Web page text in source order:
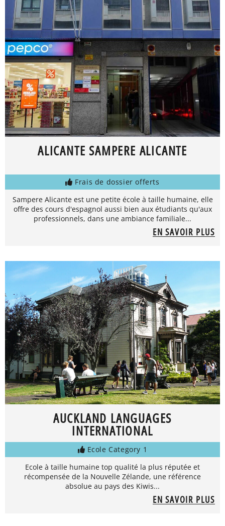
ALICANTE SAMPERE ALICANTE
Frais de dossier offerts
Sampere Alicante est une petite école à taille humaine, elle
offre des cours d'espagnol aussi bien aux étudiants qu'aux
professionnels, dans une ambiance familiale...
EN SAVOIR PLUS
AUCKLAND LANGUAGES
INTERNATIONAL
Ecole Category 1
Ecole à taille humaine top qualité la plus réputée et
récompensée de la Nouvelle Zélande, une référence
absolue au pays des Kiwis...
EN SAVOIR PLUS